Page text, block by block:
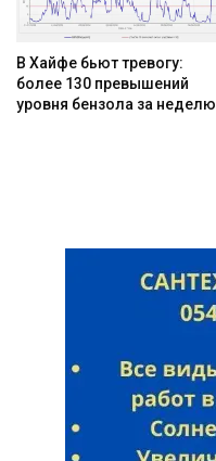
В Хайфе бьют тревогу:
более 130 превышений
уровня бензола за неделю